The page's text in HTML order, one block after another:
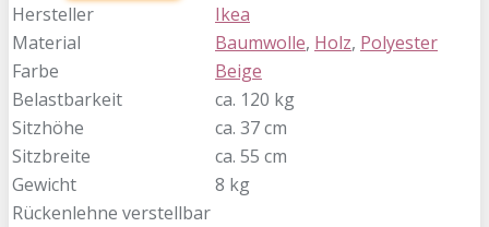
Hersteller
Ikea
Material
Baumwolle, Holz, Polyester
Farbe
Beige
Belastbarkeit
ca. 120 kg
Sitzhöhe
ca. 37 cm
Sitzbreite
ca. 55 cm
Gewicht
8 kg
Rückenlehne verstellbar